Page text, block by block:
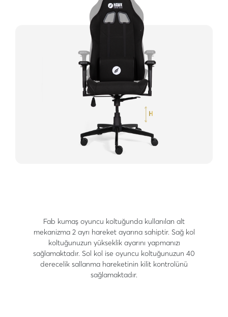
Fab kumaş oyuncu koltuğunda kullanılan alt
mekanizma 2 ayrı hareket ayarına sahiptir. Sağ kol
koltuğunuzun yükseklik ayarını yapmanızı
sağlamaktadır. Sol kol ise oyuncu koltuğunuzun 40
derecelik sallanma hareketinin kilit kontrolünü
sağlamaktadır.